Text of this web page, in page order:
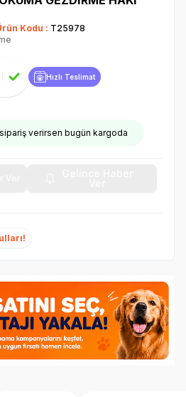
Kodu : T25978
Hızlı Teslimat
verirsen bugün kargoda